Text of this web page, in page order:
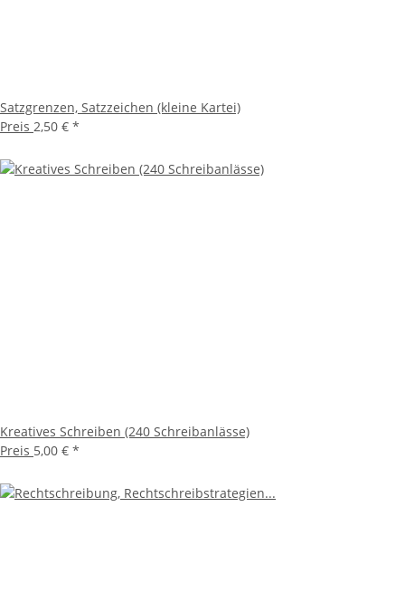
Satzgrenzen, Satzzeichen (kleine Kartei)
Preis 2,50 € *
Kreatives Schreiben (240 Schreibanlässe)
Preis 5,00 € *